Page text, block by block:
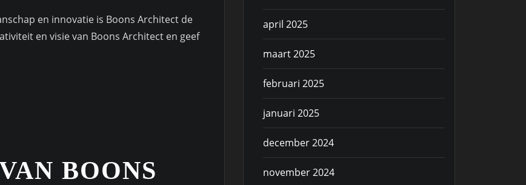
en innovatie is Boons Architect de
en visie van Boons Architect en geef
BOONS
april 2025
maart 2025
februari 2025
januari 2025
december 2024
november 2024